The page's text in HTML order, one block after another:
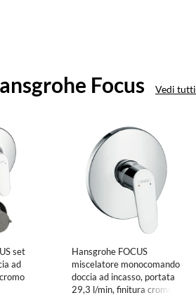
Focus Vedi tutti
set
ad
Hansgrohe FOCUS
miscelatore monocomando
doccia ad incasso, portata
29,3 l/min, finitura cromo